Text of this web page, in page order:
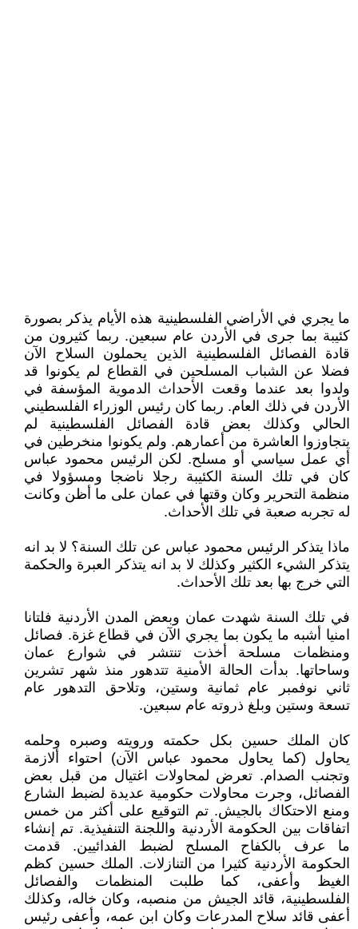
ما يجري في الأراضي الفلسطينية هذه الأيام يذكر بصورة
كئيبة بما جرى في الأردن عام سبعين. ربما كثيرون من
قادة الفصائل الفلسطينية الذين يحملون السلاح الآن
فضلا عن الشباب المسلحين في القطاع لم يكونوا قد
ولدوا بعد عندما وقعت الأحداث الدموية المؤسفة في
الأردن في ذلك العام. ربما كان رئيس الوزراء الفلسطيني
الحالي وكذلك بعض قادة الفصائل الفلسطينية لم
يتجاوزوا العاشرة من أعمارهم. ولم يكونوا منخرطين في
أي عمل سياسي أو مسلح. لكن الرئيس محمود عباس
كان في تلك السنة الكئيبة رجلا ناضجا ومسؤولا في
منظمة التحرير وكان وقتها في عمان على ما أظن وكانت
له تجربه صعبة في تلك الأحداث.
ماذا يتذكر الرئيس محمود عباس عن تلك السنة؟ لا بد انه
يتذكر الشيء الكثير وكذلك لا بد انه يتذكر العبرة والحكمة
التي خرج بها بعد تلك الأحداث.
في تلك السنة شهدت عمان وبعض المدن الأردنية فلتانا
امنيا أشبه ما يكون بما يجري الآن في قطاع غزة. فصائل
ومنظمات مسلحة أخذت تنتشر في شوارع عمان
وساحاتها. بدأت الحالة الأمنية تتدهور منذ شهر تشرين
ثاني نوفمبر عام ثمانية وستين، وتلاحق التدهور عام
تسعة وستين وبلغ ذروته عام سبعين.
كان الملك حسين بكل حكمته ورويته وصبره وحلمه
يحاول (كما يحاول محمود عباس الآن) احتواء ألازمة
وتجنب الصدام. تعرض لمحاولات اغتيال من قبل بعض
الفصائل، وجرت محاولات حكومية عديدة لضبط الشارع
ومنع الاحتكاك بالجيش. تم التوقيع على أكثر من خمس
اتفاقات بين الحكومة الأردنية واللجنة التنفيذية. تم إنشاء
ما عرف بالكفاح المسلح لضبط الفدائيين. قدمت
الحكومة الأردنية كثيرا من التنازلات. الملك حسين كظم
الغيظ وأعفى، كما طلبت المنظمات والفصائل
الفلسطينية، قائد الجيش من منصبه، وكان خاله، وكذلك
أعفى قائد سلاح المدرعات وكان ابن عمه، وأعفى رئيس